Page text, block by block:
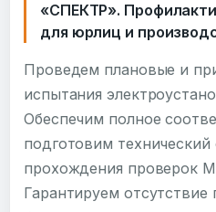
«СПЕКТР».
для юрлиц и
Проведем плановые и
испытания
Обеспечим полное
подготовим технический
прохождения проверок
Гарантируем отсутствие